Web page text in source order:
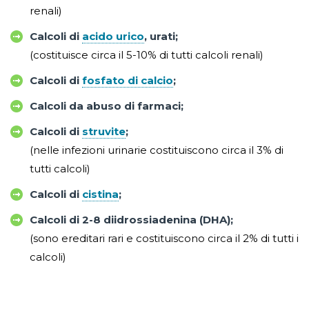
renali)
Calcoli di acido urico, urati;
(costituisce circa il 5-10% di tutti calcoli renali)
Calcoli di fosfato di calcio;
Calcoli da abuso di farmaci;
Calcoli di struvite;
(nelle infezioni urinarie costituiscono circa il 3% di
tutti calcoli)
Calcoli di cistina;
Calcoli di 2-8 diidrossiadenina (DHA);
(sono ereditari rari e costituiscono circa il 2% di tutti i
calcoli)